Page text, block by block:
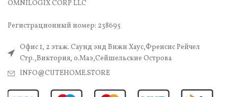
OMNILOGIX CORP LLC
Регистрационный номер: 238695
Офис 1, 2 этаж. Саунд энд Вижн Хаус,Френсис Рейчел
Стр.,Виктория, о.Маэ,Сейшельские Острова
INFO@CUTEHOME.STORE